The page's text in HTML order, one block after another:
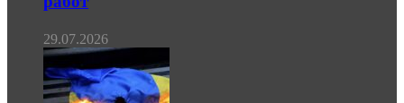
29.07.2026